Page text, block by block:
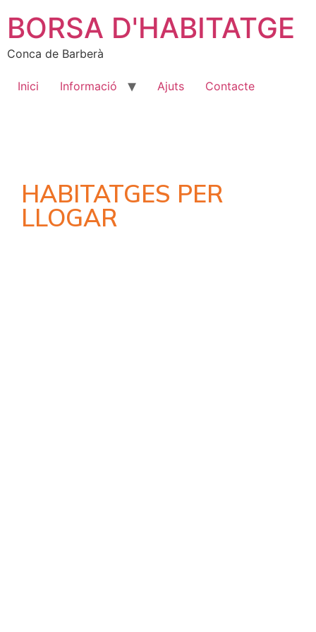
BORSA D'HABITATGE
Conca de Barberà
Inici Informació Ajuts Contacte
HABITATGES PER
LLOGAR